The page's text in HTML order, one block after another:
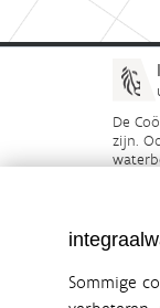
Sommige
De
zijn.